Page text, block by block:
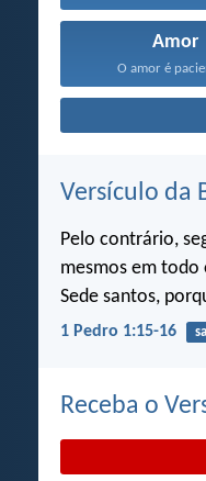
Amor
O amor é
Versículo da
Pelo contrário,
mesmos em
Sede santos,
1 Pedro 1:15-16
Receba o